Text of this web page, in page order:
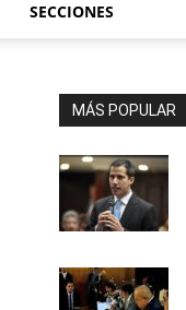
SECCIONES
MÁS POPULAR